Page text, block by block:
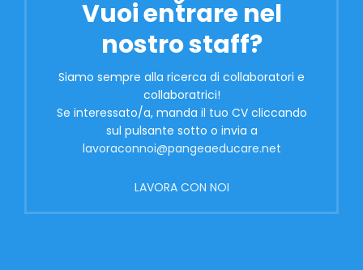
Vuoi entrare nel
nostro staff?
Siamo sempre alla ricerca di collaboratori e
collaboratrici!
Se interessato/a, manda il tuo CV cliccando
sul pulsante sotto o invia a
lavoraconnoi@pangeaeducare.net
LAVORA CON NOI